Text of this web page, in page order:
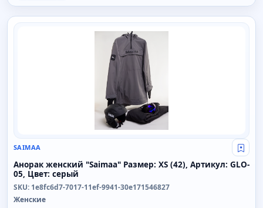
SAIMAA
SAIMAA Свой
Анорак женский "Saimaa" Размер: XS (42), Артикул: GLO-
05, Цвет: серый
SKU: 1e8fc6d7-7017-11ef-9941-30e171546827
Женские